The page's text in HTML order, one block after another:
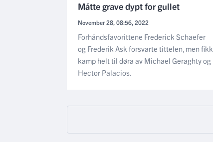
Måtte grave dypt for gullet
November 28, 08:56, 2022
Forhåndsfavorittene Frederick Schaefer
og Frederik Ask forsvarte tittelen, men fikk
kamp helt til døra av Michael Geraghty og
Hector Palacios.